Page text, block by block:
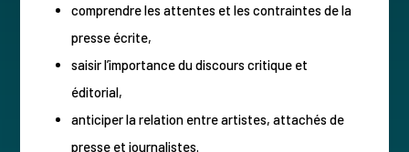
comprendre les attentes et les contraintes de la
presse écrite,
saisir l’importance du discours critique et
éditorial,
anticiper la relation entre artistes, attachés de
presse et journalistes.